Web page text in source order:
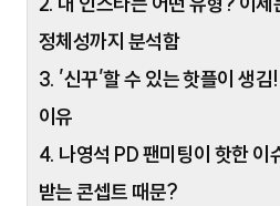
정체성까지 분석함
3. ’신꾸’할 수 있는 핫플이 생
이유
4. 나영석 PD 팬미팅이 핫한 이
받는 콘셉트 때문?